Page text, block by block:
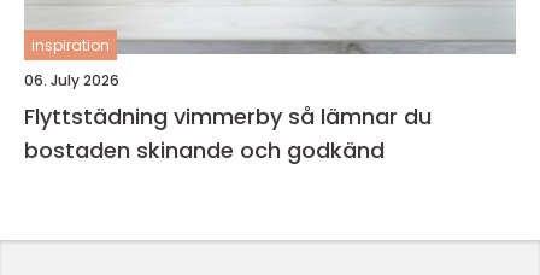
inspiration
06. July 2026
Flyttstädning vimmerby så lämnar du
bostaden skinande och godkänd